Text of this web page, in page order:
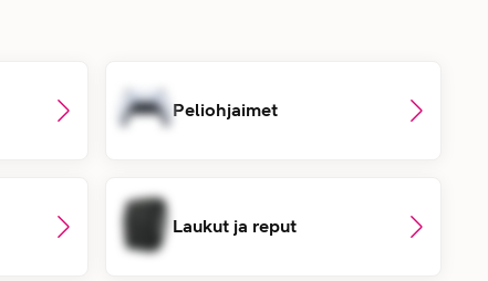
Peliohjaimet
Laukut ja reput